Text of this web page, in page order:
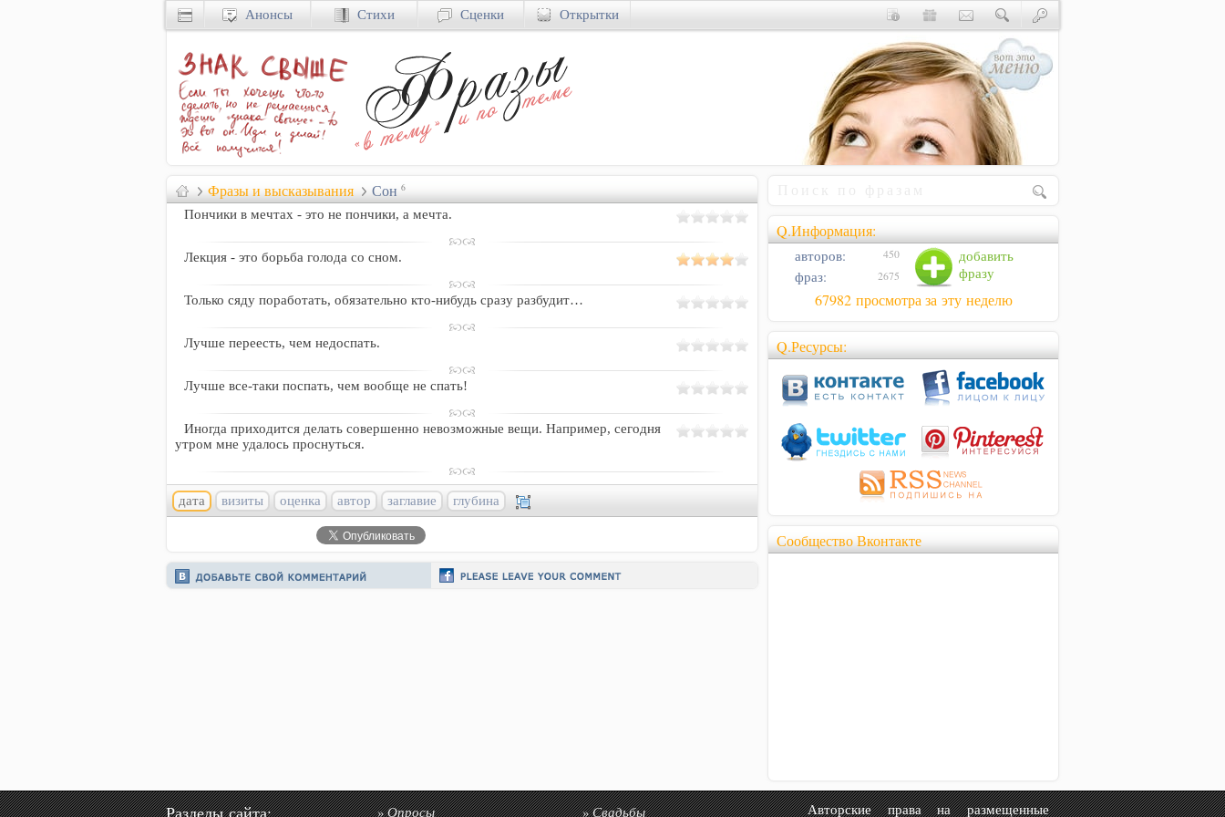
Фразы и высказывания Сон 6
Пончики в мечтах - это не пончики, а мечта.
Лекция - это боpьба голода со сном.
Только сяду поработать, обязательно кто-нибудь сразу разбудит…
Лучше переесть, чем недоспать.
Лучше все-таки поспать, чем вообще не спать!
Иногда приходится делать совершенно невозможные вещи. Например, сегодня
утром мне удалось проснуться.
дата визиты оценка автор заглавие глубина
Q.Информация:
добавить
фразу
авторов: 450
фраз: 2675
67982 просмотра за эту неделю
Q.Ресурсы:
Сообщество Вконтакте
Анонсы Стихи Сценки Открытки
Разделы сайта: »Опросы »Свадьбы Авторские права на размещенные